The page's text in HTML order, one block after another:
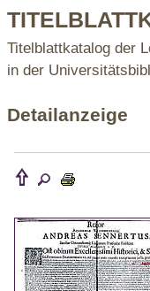
Titelblattkatalog der
in der
Detailanzeige